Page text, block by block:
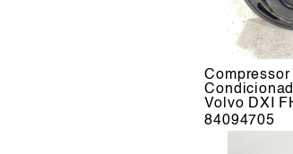
Compressor
Volvo DXI
84094705